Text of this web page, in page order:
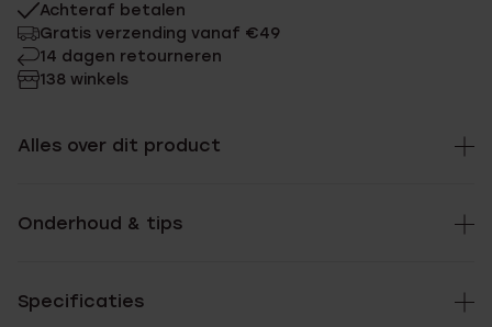
Achteraf betalen
Gratis verzending vanaf €49
14 dagen retourneren
138 winkels
Alles over dit product
Onderhoud & tips
Specificaties